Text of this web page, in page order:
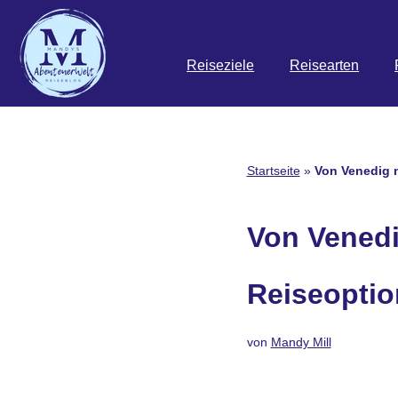
Zum
Inhalt
springen
Reiseziele Reisearten
Startseite» Von Venedig
Von
von Mandy Mill